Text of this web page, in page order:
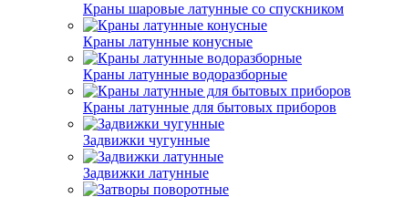
Краны шаровые латунные со спускником
Краны латунные конусные
Краны латунные водоразборные
Краны латунные для бытовых приборов
Задвижки чугунные
Задвижки латунные